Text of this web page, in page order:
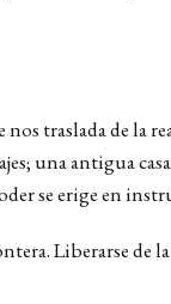
traslada de la
una antigua
se erige en
Liberarse de